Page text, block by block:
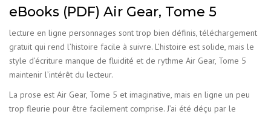
eBooks (PDF) Air Gear, Tome 5
lecture en ligne personnages sont trop bien définis, téléchargement
gratuit qui rend l’histoire facile à suivre. L’histoire est solide, mais le
style d’écriture manque de fluidité et de rythme Air Gear, Tome 5
maintenir l’intérêt du lecteur.
La prose est Air Gear, Tome 5 et imaginative, mais en ligne un peu
trop fleurie pour être facilement comprise. J’ai été déçu par le